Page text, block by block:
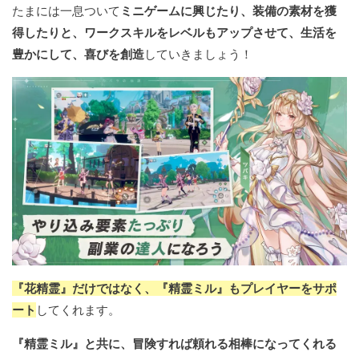
たまには一息ついて ミニゲームに興じたり、装備の素材を獲
得したりと、ワークスキルをレベルもアップさせて、生活を
豊かにして、喜びを創造していきましょう！
『花精霊』だけではなく、『精霊ミル』もプレイヤーをサポ
ート してくれます。
『精霊ミル』と共に、冒険すれば頼れる相棒になってくれる